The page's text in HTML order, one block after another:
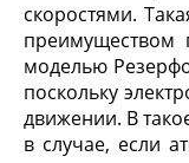
скоростями.
моделью
поскольку
движении. В
в случае, если